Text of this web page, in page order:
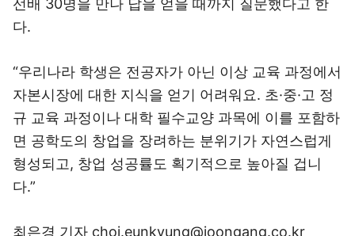
선배 30명을 만나 답을 얻을 때까지 질문했다고 한
다.
“우리나라 학생은 전공자가 아닌 이상 교육 과정에서
자본시장에 대한 지식을 얻기 어려워요. 초·중·고 정
규 교육 과정이나 대학 필수교양 과목에 이를 포함하
면 공학도의 창업을 장려하는 분위기가 자연스럽게
형성되고, 창업 성공률도 획기적으로 높아질 겁니
다.”
최은경 기자 choi.eunkyung@joongang.co.kr